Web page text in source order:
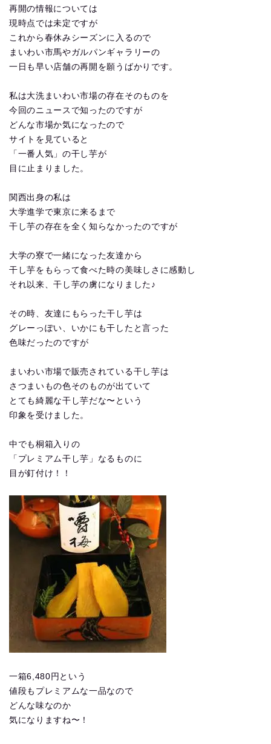
再開の情報については
現時点では未定ですが
これから春休みシーズンに入るので
まいわい市馬やガルパンギャラリーの
一日も早い店舗の再開を願うばかりです。
私は大洗まいわい市場の存在そのものを
今回のニュースで知ったのですが
どんな市場か気になったので
サイトを見ていると
「一番人気」の干し芋が
目に止まりました。
関西出身の私は
大学進学で東京に来るまで
干し芋の存在を全く知らなかったのですが
大学の寮で一緒になった友達から
干し芋をもらって食べた時の美味しさに感動し
それ以来、干し芋の虜になりました♪
その時、友達にもらった干し芋は
グレーっぽい、いかにも干したと言った
色味だったのですが
まいわい市場で販売されている干し芋は
さつまいもの色そのものが出ていて
とても綺麗な干し芋だな〜という
印象を受けました。
中でも桐箱入りの
「プレミアム干し芋」なるものに
目が釘付け！！
一箱6,480円という
値段もプレミアムな一品なので
どんな味なのか
気になりますね〜！